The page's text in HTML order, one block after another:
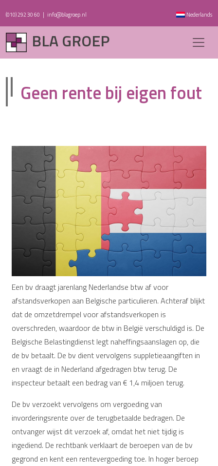
(010) 292 30 60 | info@blagroep.nl Nederlands
BLA GROEP
Geen rente bij eigen fout
Een bv draagt jarenlang Nederlandse btw af voor
afstandsverkopen aan Belgische particulieren. Achteraf blijkt
dat de omzetdrempel voor afstandsverkopen is
overschreden, waardoor de btw in België verschuldigd is. De
Belgische Belastingdienst legt naheffingsaanslagen op, die
de bv betaalt. De bv dient vervolgens suppletieaangiften in
en vraagt de in Nederland afgedragen btw terug. De
inspecteur betaalt een bedrag van € 1,4 miljoen terug.
De bv verzoekt vervolgens om vergoeding van
invorderingsrente over de terugbetaalde bedragen. De
ontvanger wijst dit verzoek af, omdat het niet tijdig is
ingediend. De rechtbank verklaart de beroepen van de bv
gegrond en kent een rentevergoeding toe. In hoger beroep